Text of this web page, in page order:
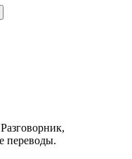
переводы.